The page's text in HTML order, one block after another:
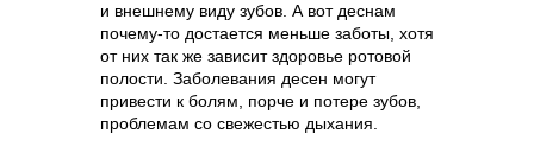
и внешнему виду зубов. А вот деснам
почему-то достается меньше заботы, хотя
от них так же зависит здоровье ротовой
полости. Заболевания десен могут
привести к болям, порче и потере зубов,
проблемам со свежестью дыхания.